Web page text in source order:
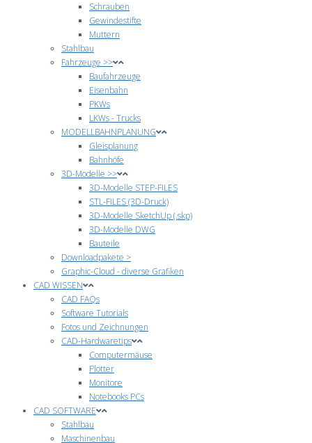
Schrauben
Gewindestifte
Muttern
Stahlbau
Fahrzeuge >>
Baufahrzeuge
Eisenbahn
PKWs
LKWs - Trucks
MODELLBAHNPLANUNG
Gleisplanung
Bahnhöfe
3D-Modelle >>
3D-Modelle STEP-FILES
STL-FILES (3D-Druck)
3D-Modelle SketchUp (.skp)
3D-Modelle DWG
Bauteile
Downloadpakete >
Graphic-Cloud - diverse Grafiken
CAD WISSEN
CAD FAQs
Software Tutorials
Fotos und Zeichnungen
CAD-Hardwaretips
Computermäuse
Plotter
Monitore
Notebooks PCs
CAD SOFTWARE
Stahlbau
Maschinenbau